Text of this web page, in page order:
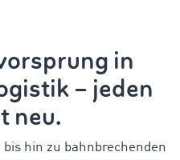
in
– jeden
neu.
hin zu bahnbrechenden